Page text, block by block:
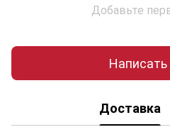
Добавьте
Доставка